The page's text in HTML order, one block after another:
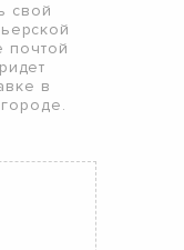
свой
почтой
в